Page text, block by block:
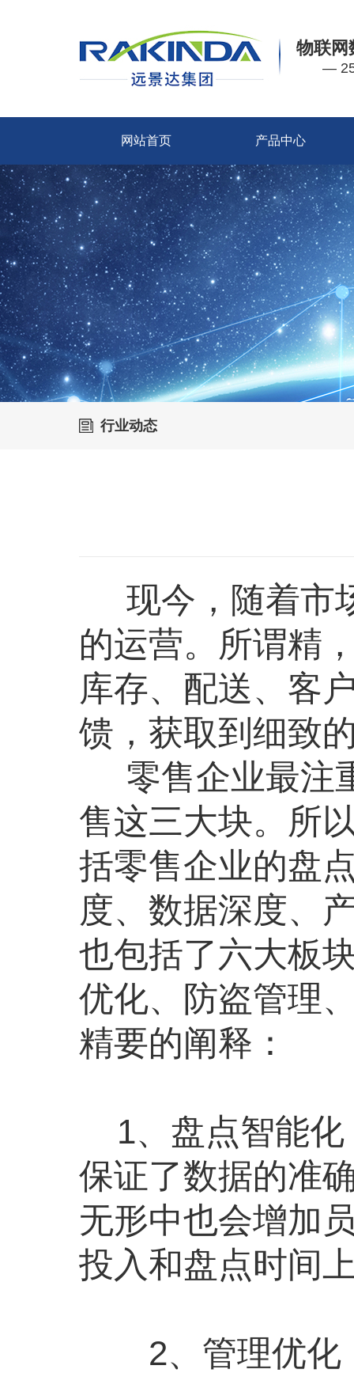
物联网
—
网站首页 产品中心
行业动态
现今，随着市
的运营。所谓精
库存、配送、客
馈，获取到细致
零售企业最注
售这三大块。所
括零售企业的盘
度、数据深度、
也包括了六大板
优化、防盗管理
精要的阐释：
1、盘点智能化
保证了数据的准
无形中也会增加
投入和盘点时间
2、管理优化：